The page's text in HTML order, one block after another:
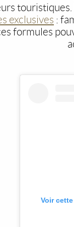
exclusives :
formules
Voir